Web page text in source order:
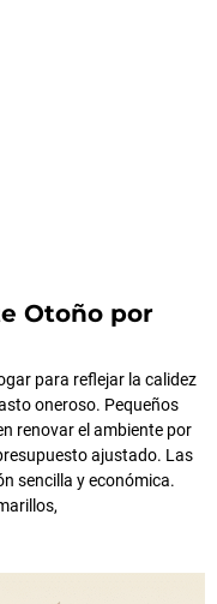
Otoño por
para reflejar la calidez
oneroso. Pequeños
renovar el ambiente por
ajustado. Las
sencilla y económica.